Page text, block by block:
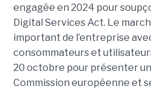
engagée en 2024 pour
Digital Services Act. Le
important de l’entreprise
consommateurs et
20 octobre pour présenter un
Commission européenne et